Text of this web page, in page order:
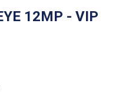
12MP - VIP